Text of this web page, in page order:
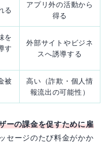
る
アプリ外の活動から
得る
を
す
外部サイトやビジネ
スへ誘導する
被
高い（詐欺・個人情
報流出の可能性）
ーの課金を促すために雇
セージのたび料金がかか